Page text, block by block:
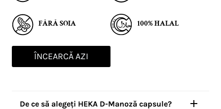
FĂRĂ SOIA 100% HALAL
ÎNCEARCĂ AZI
De ce să alegeți HEKA D-Manoză capsule?